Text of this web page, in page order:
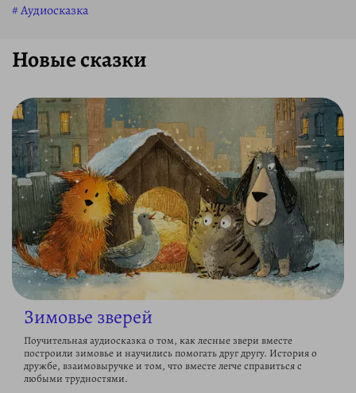
Аудиосказка
Новые сказки
Зимовье зверей
Поучительная аудиосказка о том, как лесные звери вместе
построили зимовье и научились помогать друг другу. История о
дружбе, взаимовыручке и том, что вместе легче справиться с
любыми трудностями.